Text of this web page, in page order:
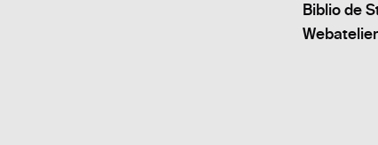
Biblio de
Webatelier